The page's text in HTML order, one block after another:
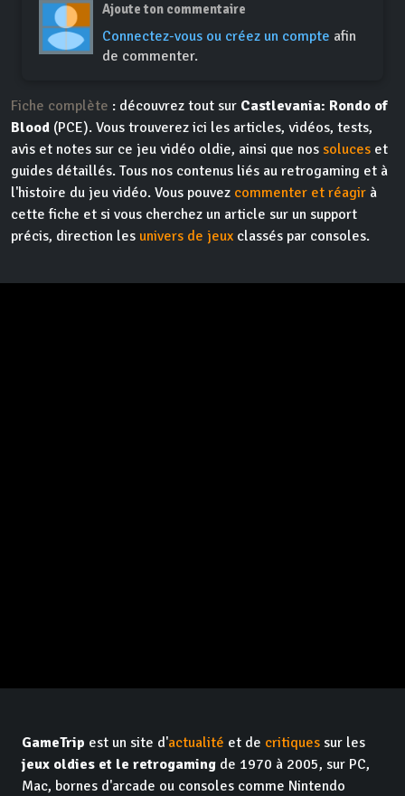
Ajoute ton commentaire
Connectez-vous ou créez un compte afin
de commenter.
Fiche complète : découvrez tout sur Castlevania: Rondo of
Blood (PCE). Vous trouverez ici les articles, vidéos, tests,
avis et notes sur ce jeu vidéo oldie, ainsi que nos soluces et
guides détaillés. Tous nos contenus liés au retrogaming et à
l'histoire du jeu vidéo. Vous pouvez commenter et réagir à
cette fiche et si vous cherchez un article sur un support
précis, direction les univers de jeux classés par consoles.
GameTrip est un site d'actualité et de critiques sur les
jeux oldies et le retrogaming de 1970 à 2005, sur PC,
Mac, bornes d'arcade ou consoles comme Nintendo